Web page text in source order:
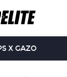
X GAZO